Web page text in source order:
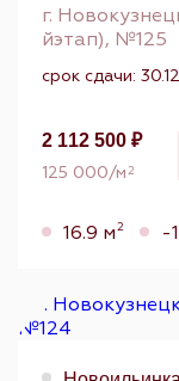
г.
йэтап), №125
срок сдачи:
2 112 500 ₽
125 000/м2
16.9 м2 -